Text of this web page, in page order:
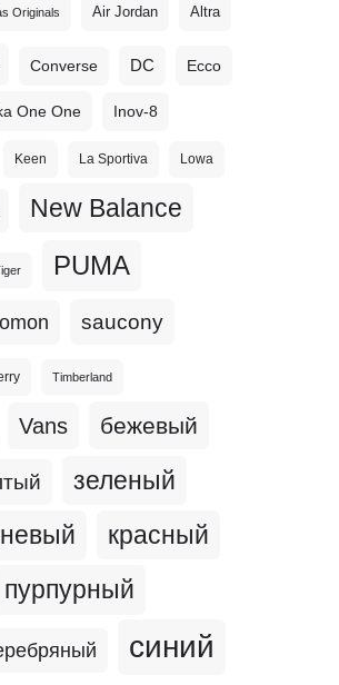
Originals Air Jordan Altra
Converse DC Ecco
One One Inov-8
Keen La Sportiva Lowa
New Balance
PUMA
saucony
Timberland
Vans бежевый
зеленый
красный
пурпурный
синий